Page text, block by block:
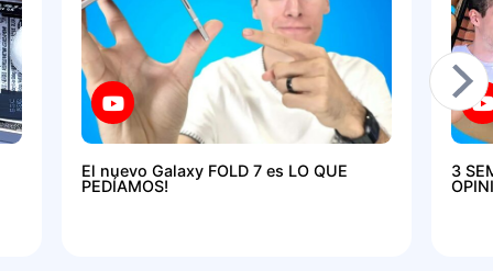
El nuevo Galaxy FOLD 7 es LO QUE
PEDÍAMOS!
3